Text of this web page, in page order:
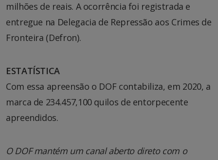
milhões de reais. A ocorrência foi registrada e
entregue na Delegacia de Repressão aos Crimes de
Fronteira (Defron).
ESTATÍSTICA
Com essa apreensão o DOF contabiliza, em 2020, a
marca de 234.457,100 quilos de entorpecente
apreendidos.
O DOF mantém um canal aberto direto com o